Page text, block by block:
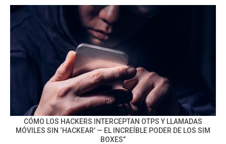
CÓMO LOS HACKERS INTERCEPTAN OTPS Y LLAMADAS
MÓVILES SIN ‘HACKEAR’ — EL INCREÍBLE PODER DE LOS SIM
BOXES”